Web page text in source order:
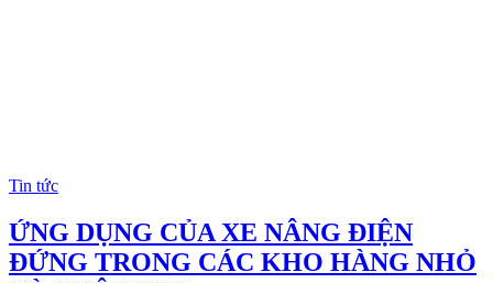
Tin tức
ỨNG DỤNG CỦA XE NÂNG ĐIỆN
ĐỨNG TRONG CÁC KHO HÀNG NHỎ